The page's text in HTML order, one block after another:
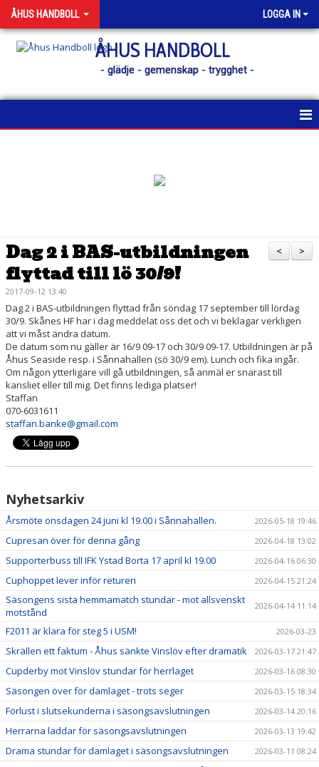
ÅHUS HANDBOLL LOGGA IN
ÅHUS HANDBOLL
- glädje - gemenskap - trygghet -
MATCHER
MEDLEM
SOCIALA MEDIER
OM ÅHUS HANDBOLL
BLÅ TRÅDEN
>
<
Dag 2 i BAS-utbildningen
flyttad till lö 30/9!
2017-09-12 13:40
Dag 2 i BAS-utbildningen flyttad från söndag 17 september till lördag
30/9. Skånes HF har i dag meddelat oss det och vi beklagar verkligen
att vi måst ändra datum.
De datum som nu gäller är 16/9 09-17 och 30/9 09-17. Utbildningen är på
Åhus Seaside resp. i Sånnahallen (sö 30/9 em). Lunch och fika ingår.
Om någon ytterligare vill gå utbildningen, så anmäl er snarast till
kansliet eller till mig. Det finns lediga platser!
Staffan
070-6031611
staffan.banke@gmail.com
Nyhetsarkiv
Årsmöte onsdagen 24 juni kl 19.00 i Sånnahallen. 2026-05-18 19:46
Cupresan över för denna gång 2026-04-18 13:02
Supporterbuss till IFK Ystad Borta 17 april kl 19.00 2026-04-16 06:30
Cuphoppet lever inför returen 2026-04-15 21:24
Säsongens sista hemmamatch stundar - mot allsvenskt
motstånd
2026-04-14 11:14
F2011 är klara för steg 5 i USM! 2026-03-23
Skrällen ett faktum - Åhus sänkte Vinslöv efter dramatik 2026-03-17 21:47
Cupderby mot Vinslöv stundar för herrlaget 2026-03-16 08:30
Säsongen över för damlaget - trots seger 2026-03-15 18:34
Förlust i slutsekunderna i säsongsavslutningen 2026-03-14 20:16
Herrarna laddar för säsongsavslutningen 2026-03-13 19:42
Drama stundar för damlaget i säsongsavslutningen 2026-03-11 08:24